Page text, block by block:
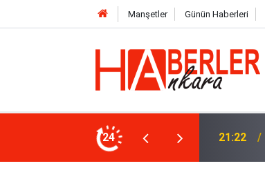
Manşetler Günün Haberleri
24
2026! Bayram Primi, Erzak Yardımı ve
12:33